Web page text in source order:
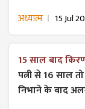
अध्यात्म 15 Jul
15 साल बाद
पत्नी से 16 साल
निभाने के बाद